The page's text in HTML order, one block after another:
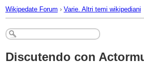
Wikipedate Forum › Varie. Altri temi wikipediani
Discutendo con